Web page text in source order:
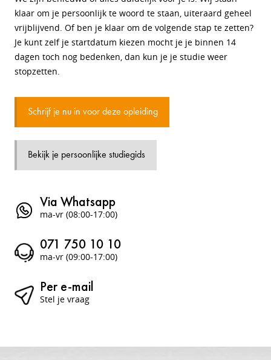
klaar om je persoonlijk te woord te staan, uiteraard geheel
vrijblijvend. Of ben je klaar om de volgende stap te zetten?
Je kunt zelf je startdatum kiezen mocht je je binnen 14
dagen toch nog bedenken, dan kun je je studie weer
stopzetten.
Schrijf je nu in voor deze opleiding
Bekijk je persoonlijke studiegids
Via Whatsapp
ma-vr (08:00-17:00)
071 750 10 10
ma-vr (09:00-17:00)
Per e-mail
Stel je vraag